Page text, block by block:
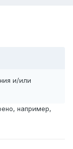
и/или
например,